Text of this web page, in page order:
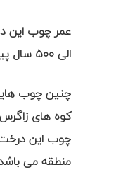
الی ۵۰۰ سال پیش بینی می شود.
چنین چوب
کوه های
چوب این درخت
منطقه می